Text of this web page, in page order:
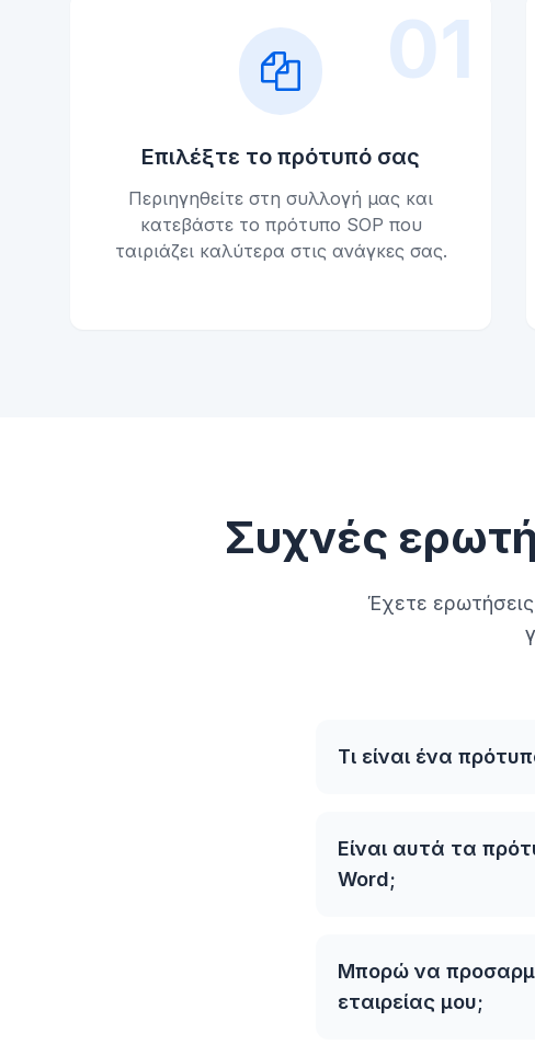
01
Επιλέξτε το πρότυπό σας
Περιηγηθείτε στη συλλογή μας και
κατεβάστε το πρότυπο SOP που
ταιριάζει καλύτερα στις ανάγκες σας.
Συχνές
Έχετε
Τι είναι ένα
Είναι αυτά τα
Word;
Μπορώ να
εταιρείας μου;